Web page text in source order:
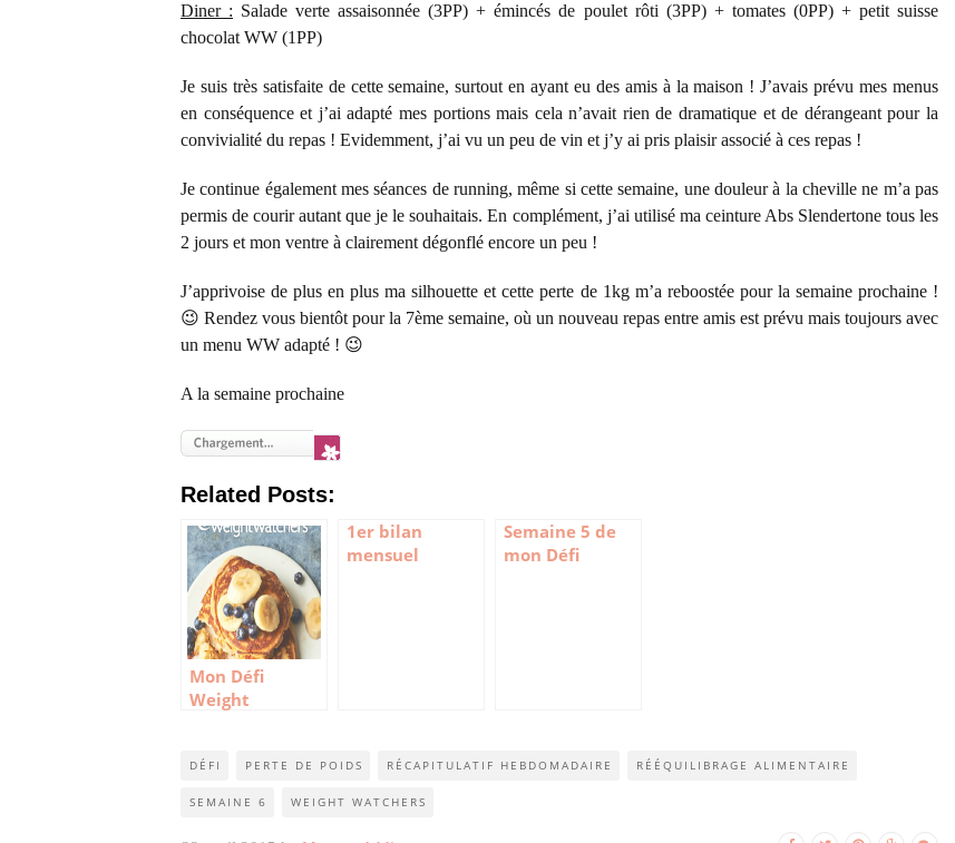
Diner : Salade verte assaisonnée (3PP) + émincés de poulet rôti (3PP) + tomates (0PP) + petit suisse
chocolat WW (1PP)
Je suis très satisfaite de cette semaine, surtout en ayant eu des amis à la maison ! J’avais prévu mes menus
en conséquence et j’ai adapté mes portions mais cela n’avait rien de dramatique et de dérangeant pour la
convivialité du repas ! Evidemment, j’ai vu un peu de vin et j’y ai pris plaisir associé à ces repas !
Je continue également mes séances de running, même si cette semaine, une douleur à la cheville ne m’a pas
permis de courir autant que je le souhaitais. En complément, j’ai utilisé ma ceinture Abs Slendertone tous les
2 jours et mon ventre à clairement dégonflé encore un peu !
J’apprivoise de plus en plus ma silhouette et cette perte de 1kg m’a reboostée pour la semaine prochaine !
😉 Rendez vous bientôt pour la 7ème semaine, où un nouveau repas entre amis est prévu mais toujours avec
un menu WW adapté ! 😉
A la semaine prochaine
Related Posts:
Mon Défi
Weight
1er bilan
mensuel
Semaine 5 de
mon Défi
DÉFI PERTE DE POIDS RÉCAPITULATIF HEBDOMADAIRE RÉÉQUILIBRAGE ALIMENTAIRE
SEMAINE 6 WEIGHT WATCHERS